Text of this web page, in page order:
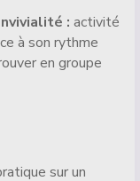
: activité
à son rythme
en groupe
sur un